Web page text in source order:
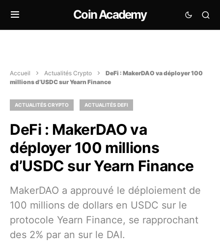
Coin Academy
Accueil Actualités Crypto
DeFi : MakerDAO va déployer 100
millions d’USDC sur Yearn Finance
ACTUALITÉS CRYPTO ACTUALITÉS DEFI
DeFi : MakerDAO va
déployer 100 millions
d’USDC sur Yearn Finance
MakerDAO a approuvé le déploiement de
100 millions de dollars en USDC sur le
protocole Yearn Finance, se rapprochant
des 2% par an sur le DAI.